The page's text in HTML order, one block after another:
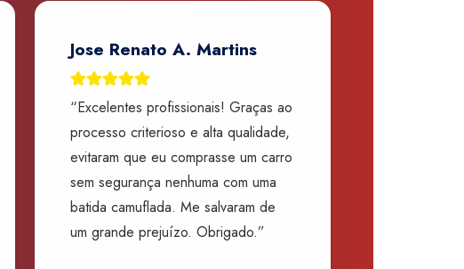
Jose Renato A. Martins
“Excelentes profissionais! Graças ao
processo criterioso e alta qualidade,
evitaram que eu comprasse um carro
sem segurança nenhuma com uma
batida camuflada. Me salvaram de
um grande prejuízo. Obrigado.”